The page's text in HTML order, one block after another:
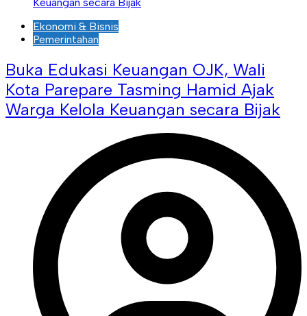
Ekonomi & Bisnis
Pemerintahan
Buka Edukasi Keuangan OJK, Wali
Kota Parepare Tasming Hamid Ajak
Warga Kelola Keuangan secara Bijak